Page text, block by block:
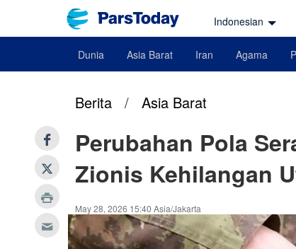
Indonesian
Dunia Asia Barat Iran Agama
Berita / Asia Barat
Perubahan Pola
Zionis Kehilangan
May 28, 2026 15:40 Asia/Jakarta